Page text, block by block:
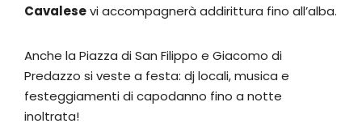
Cavalesevi accompagnerà addirittura fino all’alba.
Anche la Piazza di San Filippo e Giacomo di
Predazzo si veste a festa: dj locali, musica e
festeggiamenti di capodanno fino a notte
inoltrata!